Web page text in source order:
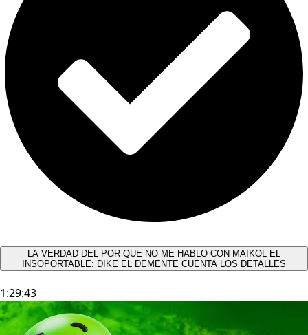
LA VERDAD DEL POR QUE NO ME HABLO CON MAIKOL EL
INSOPORTABLE: DIKE EL DEMENTE CUENTA LOS DETALLES
1:29:43